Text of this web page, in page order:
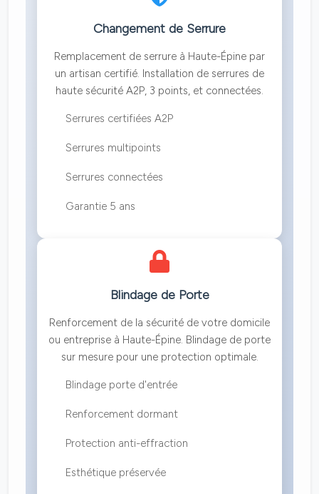
Changement de Serrure
Remplacement de serrure à Haute-Épine par
un artisan certifié. Installation de serrures de
haute sécurité A2P, 3 points, et connectées.
Serrures certifiées A2P
Serrures multipoints
Serrures connectées
Garantie 5 ans
Blindage de Porte
Renforcement de la sécurité de votre domicile
ou entreprise à Haute-Épine. Blindage de porte
sur mesure pour une protection optimale.
Blindage porte d'entrée
Renforcement dormant
Protection anti-effraction
Esthétique préservée